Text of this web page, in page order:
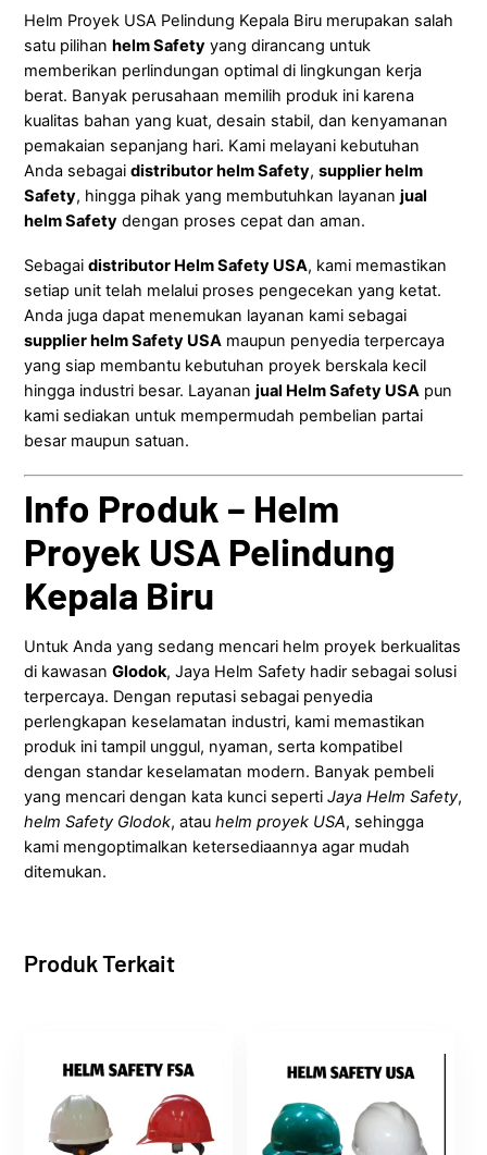
Helm Proyek USA Pelindung Kepala Biru merupakan salah
satu pilihanhelm Safety yang dirancang untuk
memberikan perlindungan optimal di lingkungan kerja
berat. Banyak perusahaan memilih produk ini karena
kualitas bahan yang kuat, desain stabil, dan kenyamanan
pemakaian sepanjang hari. Kami melayani kebutuhan
Anda sebagaidistributor helm Safety,supplier helm
Safety, hingga pihak yang membutuhkan layananjual
helm Safety dengan proses cepat dan aman.
Sebagaidistributor Helm Safety USA, kami memastikan
setiap unit telah melalui proses pengecekan yang ketat.
Anda juga dapat menemukan layanan kami sebagai
supplier helm Safety USA maupun penyedia terpercaya
yang siap membantu kebutuhan proyek berskala kecil
hingga industri besar. Layananjual Helm Safety USA pun
kami sediakan untuk mempermudah pembelian partai
besar maupun satuan.
Info Produk – Helm
Proyek USA Pelindung
Kepala Biru
Untuk Anda yang sedang mencari helm proyek berkualitas
di kawasanGlodok, Jaya Helm Safety hadir sebagai solusi
terpercaya. Dengan reputasi sebagai penyedia
perlengkapan keselamatan industri, kami memastikan
produk ini tampil unggul, nyaman, serta kompatibel
dengan standar keselamatan modern. Banyak pembeli
yang mencari dengan kata kunci sepertiJaya Helm Safety,
helm Safety Glodok, atauhelm proyek USA, sehingga
kami mengoptimalkan ketersediaannya agar mudah
ditemukan.
Produk Terkait